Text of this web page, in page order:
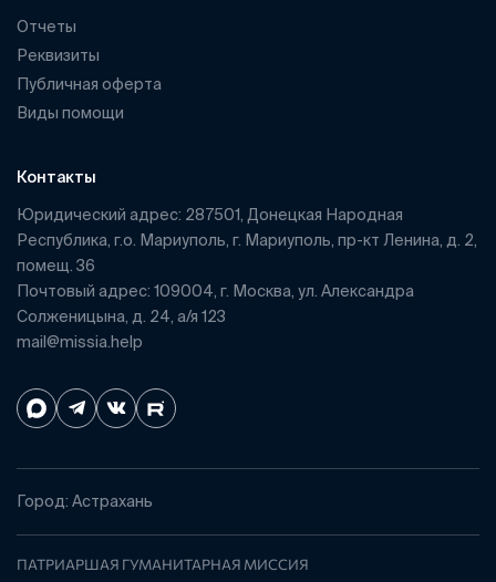
Отчеты
Реквизиты
Публичная оферта
Виды помощи
Контакты
Юридический адрес: 287501, Донецкая Народная
Республика, г.о. Мариуполь, г. Мариуполь, пр-кт Ленина, д. 2,
помещ. 36
Почтовый адрес: 109004, г. Москва, ул. Александра
Солженицына, д. 24, а/я 123
mail@missia.help
Город: Астрахань
ПАТРИАРШАЯ ГУМАНИТАРНАЯ МИССИЯ